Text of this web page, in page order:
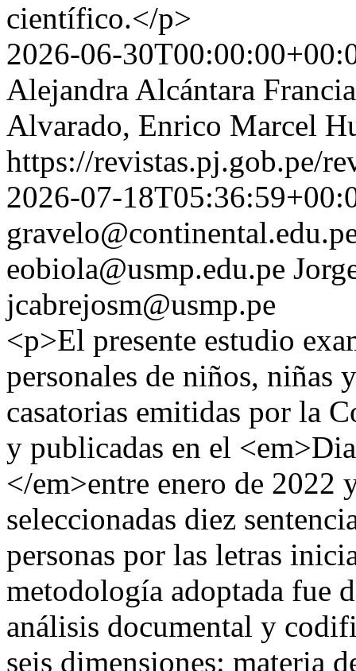
científico.</p>
2026-06-
Alejandra Alcántara
Alvarado, Enrico Marcel
https://revistas.pj.gob.pe/
2026-07-
eobiola@usmp.edu.pe
jcabrejosm@usmp.pe
<p>El presente estudio
personales de niños, niñas
casatorias emitidas por la
y publicadas en el
</em>entre enero de 2022
seleccionadas diez
personas por las letras
metodología adoptada fue
análisis documental y
seis dimensiones: materia